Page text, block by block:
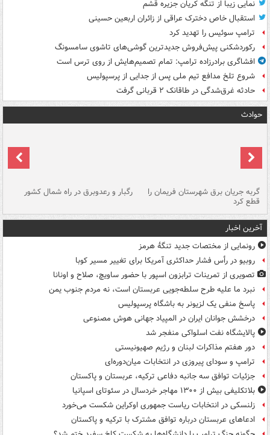
نمایی زیبا از تنگه کریان جزیره قشم
استقبال خاص دخترک عراقی از زائران اربعین حسینی
ترامپ سوئیس را تهدید کرد
رکوردشکنی پیش‌فروش جدیدترین گوشی‌های تاشوی سامسونگ
افشاگری برادرزاده ترامپ: تمام تصمیم‌هایش از روی ترس است
شروع تلخ مدافع تیم ملی پس از جدایی از پرسپولیس
حادثه غرق‌شدگی در طاقانک ۲ قربانی گرفت
حوادث
گربه جریان برق شهرستان فریمان را
قطع کرد
رگبار و رعدوبرق در راه شمال کشور
آخرین اخبار
رونمایی از مختصات جدید تنگۀ هرمز
روبیو در رأس فشار حداکثری آمریکا برای تغییر مسیر کوبا
تصویری از تمرینات ترابزون اسپور با حضور ساویچ، صلاح و اونانا
نبرد ما علیه طرح سلطه‌جویی عربستان است، نه مردم جنوب یمن
پاسخ منفی یک لزیونر به باشگاه پرسپولیس
درخشش جوانان ایران در المپیاد جهانی هوش مصنوعی
پالایشگاه نفت اسلواکی منفجر شد
دور هفتم مذاکرات لبنان و رژیم صهیونیستی
ترامپ و سودای پیروزی در انتخابات میان‌دوره‌ای
جزئیات توافق سه جانبه دفاعی ترکیه، عربستان و پاکستان
بلاتکلیفی بیش از ۱۳۰۰ مهاجر خردسال در سئوتای اسپانیا
زلنسکی در انتخابات ریاست جمهوری اوکراین شکست می‌خورد
ادعاهای عربستان درباره توافق مشترک با ترکیه و پاکستان